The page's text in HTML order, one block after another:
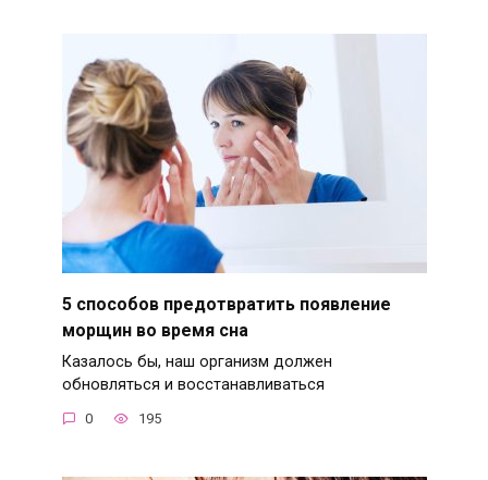
5 способов предотвратить появление
морщин во время сна
Казалось бы, наш организм должен
обновляться и восстанавливаться
0 195